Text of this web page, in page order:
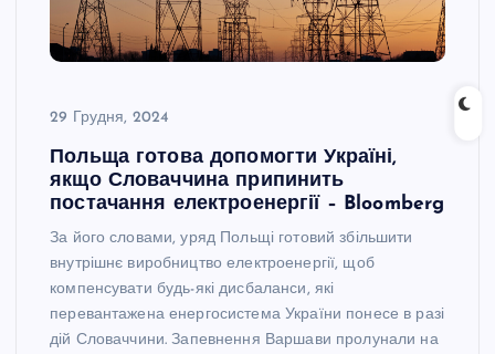
29 Грудня, 2024
Польща готова допомогти Україні,
якщо Словаччина припинить
постачання електроенергії – Bloomberg
За його словами, уряд Польщі готовий збільшити
внутрішнє виробництво електроенергії, щоб
компенсувати будь-які дисбаланси, які
перевантажена енергосистема України понесе в разі
дій Словаччини. Запевнення Варшави пролунали на